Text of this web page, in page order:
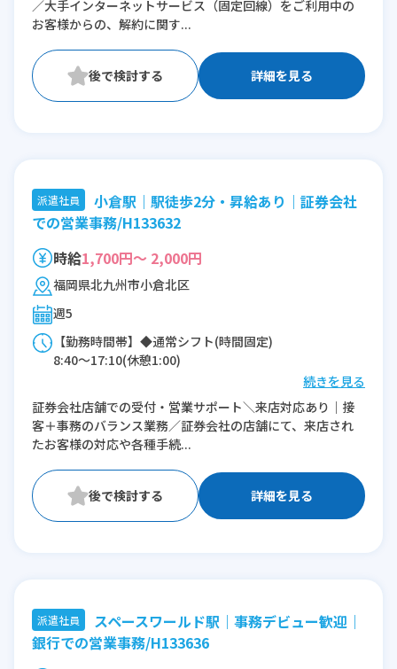
／大手インターネットサービス（固定回線）をご利用中の
お客様からの、解約に関す...
詳細を見る
派遣社員
小倉駅｜駅徒歩2分・昇給あり｜証券会社
での営業事務/H133632
時給1,700円～ 2,000円
福岡県北九州市小倉北区
週5
【勤務時間帯】◆通常シフト(時間固定)
8:40〜17:10(休憩1:00)
続きを見る
証券会社店舗での受付・営業サポート＼来店対応あり｜接
客＋事務のバランス業務／証券会社の店舗にて、来店され
たお客様の対応や各種手続...
詳細を見る
派遣社員
スペースワールド駅｜事務デビュー歓迎｜
銀行での営業事務/H133636